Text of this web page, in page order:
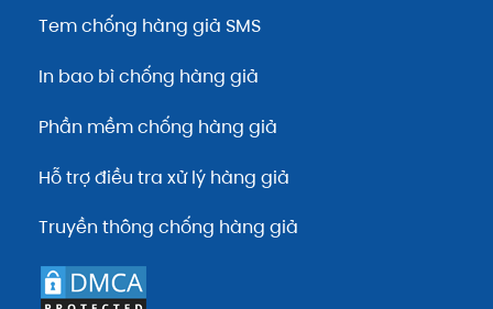
Tem chống hàng giả SMS
In bao bì chống hàng giả
Phần mềm chống hàng giả
Hỗ trợ điều tra xử lý hàng giả
Truyền thông chống hàng giả